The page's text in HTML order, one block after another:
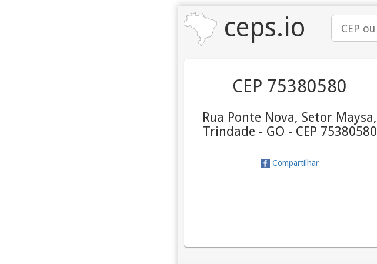
ceps.io
CEP 75380580
Rua Ponte Nova, Setor Maysa,
Trindade - GO - CEP 75380580
Compartilhar